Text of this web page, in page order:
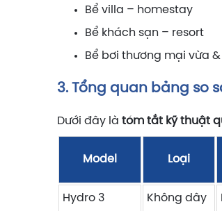
Bể villa – homestay
Bể khách sạn – resort
Bể bơi thương mại vừa &
3. Tổng quan bảng so
Dưới đây là tóm tắt kỹ thuật
Model Loại
Hydro 3 Không dây